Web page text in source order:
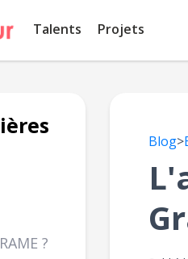
Talents Projets
?
Blog>